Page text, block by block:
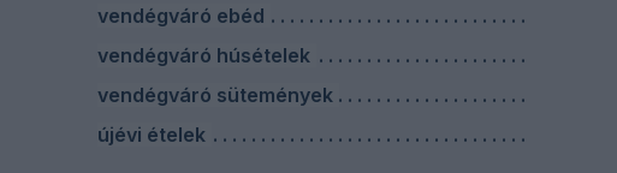
vendégváró ebéd
vendégváró húsételek
vendégváró sütemények
újévi ételek